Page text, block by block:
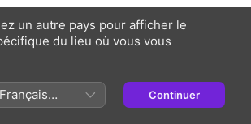
Clemenceau à son ami Claude Monet.
, Éditions de la Réunion des musées
2008, p. 114-115 et 119-120
un autre pays pour afficher le
du lieu où vous vous
Continuer